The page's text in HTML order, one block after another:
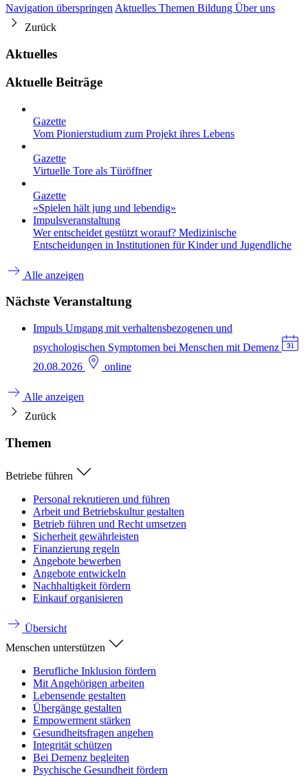
Navigation überspringen Aktuelles Themen Bildung Über uns
Zurück
Aktuelles
Aktuelle Beiträge
Gazette
Vom Pionierstudium zum Projekt ihres Lebens
Gazette
Virtuelle Tore als Türöffner
Gazette
«Spielen hält jung und lebendig»
Impulsveranstaltung
Wer entscheidet gestützt worauf? Medizinische
Entscheidungen in Institutionen für Kinder und Jugendliche
Alle anzeigen
Nächste Veranstaltung
Impuls Umgang mit verhaltensbezogenen und
psychologischen Symptomen bei Menschen mit Demenz
20.08.2026
online
Alle anzeigen
Zurück
Themen
Betriebe führen
Personal rekrutieren und führen
Arbeit und Betriebskultur gestalten
Betrieb führen und Recht umsetzen
Sicherheit gewährleisten
Finanzierung regeln
Angebote bewerben
Angebote entwickeln
Nachhaltigkeit fördern
Einkauf organisieren
Übersicht
Menschen unterstützen
Berufliche Inklusion fördern
Mit Angehörigen arbeiten
Lebensende gestalten
Übergänge gestalten
Empowerment stärken
Gesundheitsfragen angehen
Integrität schützen
Bei Demenz begleiten
Psychische Gesundheit fördern